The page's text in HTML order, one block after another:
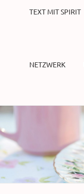
TEXT MIT SPIRIT
NETZWERK